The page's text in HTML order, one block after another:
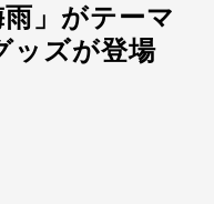
」がテーマ
ッズが登場